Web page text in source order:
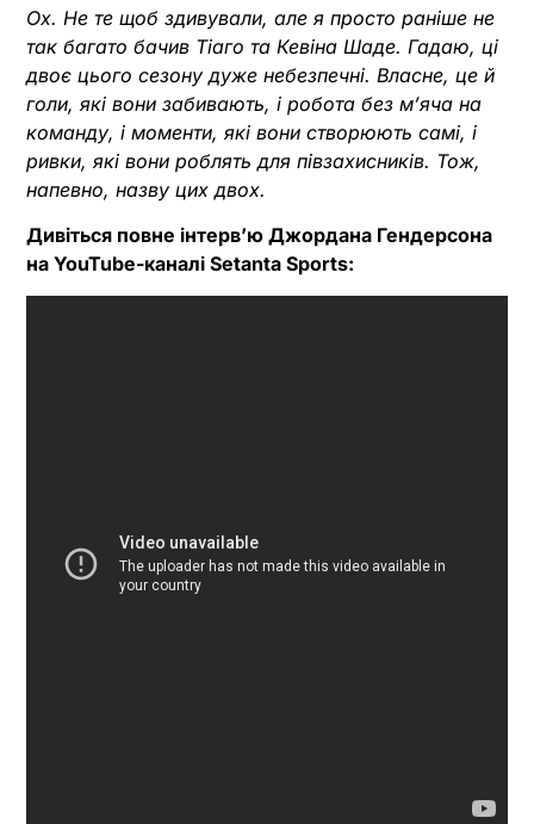
Ох. Не те щоб здивували, але я просто раніше не
так багато бачив Тіаго та Кевіна Шаде. Гадаю, ці
двоє цього сезону дуже небезпечні. Власне, це й
голи, які вони забивають, і робота без м’яча на
команду, і моменти, які вони створюють самі, і
ривки, які вони роблять для півзахисників. Тож,
напевно, назву цих двох.
Дивіться повне інтерв’ю Джордана Гендерсона
на YouTube-каналі Setanta Sports: